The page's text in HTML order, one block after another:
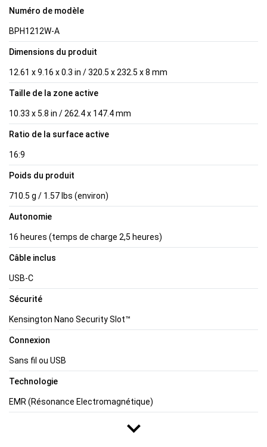
Numéro de modèle
BPH1212W-A
Dimensions du produit
12.61 x 9.16 x 0.3 in / 320.5 x 232.5 x 8 mm
Taille de la zone active
10.33 x 5.8 in / 262.4 x 147.4 mm
Ratio de la surface active
16:9
Poids du produit
710.5 g / 1.57 lbs (environ)
Autonomie
16 heures (temps de charge 2,5 heures)
Câble inclus
USB-C
Sécurité
Kensington Nano Security Slot™
Connexion
Sans fil ou USB
Technologie
EMR (Résonance Electromagnétique)